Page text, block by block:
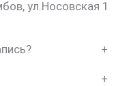
ул.Носовская 1
+
+